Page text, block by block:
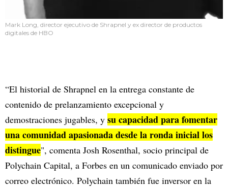
Mark Long, director ejecutivo de Shrapnel y ex director de productos
digitales de HBO
“El historial de Shrapnel en la entrega constante de
contenido de prelanzamiento excepcional y
demostraciones jugables, y su capacidad para fomentar
una comunidad apasionada desde la ronda inicial los
distingue", comenta Josh Rosenthal, socio principal de
Polychain Capital, a Forbes en un comunicado enviado por
correo electrónico. Polychain también fue inversor en la